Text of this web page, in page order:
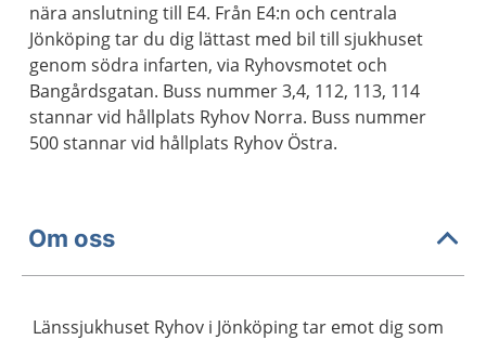
nära anslutning till E4. Från E4:n och centrala
Jönköping tar du dig lättast med bil till sjukhuset
genom södra infarten, via Ryhovsmotet och
Bangårdsgatan. Buss nummer 3,4, 112, 113, 114
stannar vid hållplats Ryhov Norra. Buss nummer
500 stannar vid hållplats Ryhov Östra.
Om oss
Länssjukhuset Ryhov i Jönköping tar emot dig som